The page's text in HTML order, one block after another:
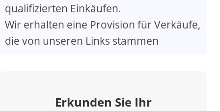
qualifizierten Einkäufen.
Wir erhalten eine Provision für Verkäufe,
die von unseren Links stammen
Erkunden Sie Ihr